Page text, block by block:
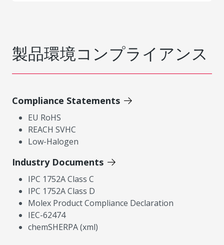
製品環境コンプライアンス
Compliance Statements
EU RoHS
REACH SVHC
Low-Halogen
Industry Documents
IPC 1752A Class C
IPC 1752A Class D
Molex Product Compliance Declaration
IEC-62474
chemSHERPA (xml)